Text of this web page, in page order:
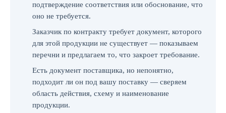
подтверждение соответствия или обоснование, что
оно не требуется.
Заказчик по контракту требует документ, которого
для этой продукции не существует — показываем
перечни и предлагаем то, что закроет требование.
Есть документ поставщика, но непонятно,
подходит ли он под вашу поставку — сверяем
область действия, схему и наименование
продукции.